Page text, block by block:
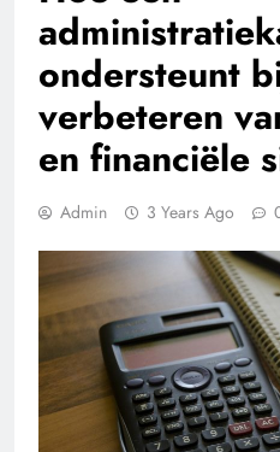
ondersteunt
verbeteren
en financiële
Admin 3 Years Ago